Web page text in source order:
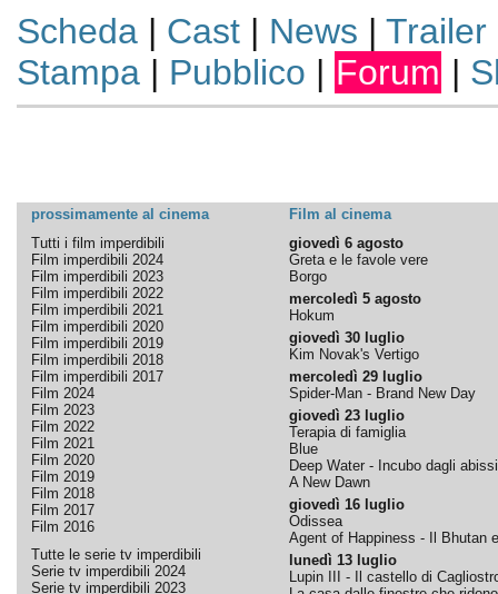
Scheda| Cast| News | Trailer
Stampa| Pubblico | Forum |
prossimamente al cinema
Film al cinema
Tutti i film imperdibili
Film imperdibili 2024
Film imperdibili 2023
Film imperdibili 2022
Film imperdibili 2021
Film imperdibili 2020
Film imperdibili 2019
Film imperdibili 2018
Film imperdibili 2017
Film 2024
Film 2023
Film 2022
Film 2021
Film 2020
Film 2019
Film 2018
Film 2017
Film 2016
Tutte le serie tv imperdibili
Serie tv imperdibili 2024
Serie tv imperdibili 2023
giovedì 6 agosto
Greta e le favole vere
Borgo
mercoledì 5 agosto
Hokum
giovedì 30 luglio
Kim Novak's Vertigo
mercoledì 29 luglio
Spider-Man - Brand New Day
giovedì 23 luglio
Terapia di famiglia
Blue
Deep Water - Incubo dagli abissi
A New Dawn
giovedì 16 luglio
Odissea
Agent of Happiness - Il Bhutan
lunedì 13 luglio
Lupin III - Il castello di